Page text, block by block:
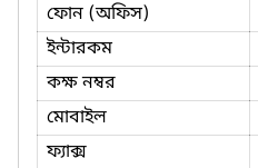
ফোন (অফিস)
ইন্টারকম
কক্ষ নম্বর
মোবাইল
ফ্যাক্স